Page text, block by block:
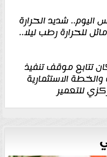
اليوم.. شديد الحرارة
للحرارة رطب ليلا..
تتابع موقف تنفيذ
الاستثمارية
للتعمير